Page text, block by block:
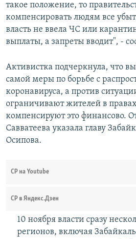
такое положение, то
компенсировать людям все
власть не ввела ЧС или
выплаты, а запреты вводит", -
Активистка подчеркнула, что
самой меры по борьбе с
коронавируса, а против
ограничивают жителей в
компенсируют это финансово.
Савватеева указала главу
Осипова.
СР на Youtube
СР в Яндекс.Дзен
10 ноября власти сразу
регионов, включая